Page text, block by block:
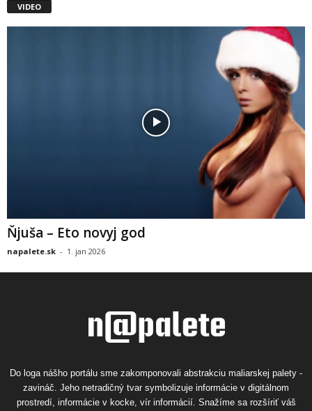
VIDEO
Ňjuša – Eto novyj god
napalete.sk - 1. jan 2026
Do loga nášho portálu sme zakomponovali abstrakciu maliarskej palety -
zavináč. Jeho netradičný tvar symbolizuje informácie v digitálnom
prostredí, informácie v kocke, vír informácií. Snažíme sa rozšíriť váš